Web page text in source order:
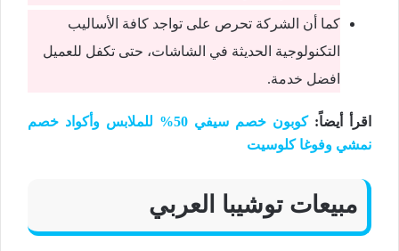
كما أن الشركة تحرص على تواجد كافة الأساليب
التكنولوجية الحديثة في الشاشات، حتى تكفل للعميل
افضل خدمة.
اقرأ أيضاً:
كوبون خصم سيفي 50% للملابس وأكواد خصم
نمشي وفوغا كلوسيت
مبيعات توشيبا العربي